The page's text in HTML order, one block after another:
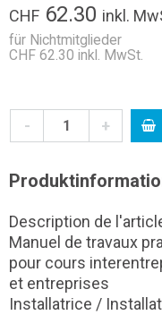
CHF 62.30 inkl.
für Nichtmitglieder
CHF 62.30 inkl. MwSt.
- +
Description de
Manuel de travaux
pour cours
et entreprises
Installatrice /